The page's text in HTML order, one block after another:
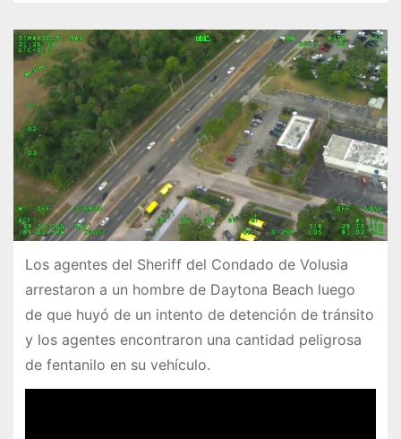
Los agentes del Sheriff del Condado de Volusia
arrestaron a un hombre de Daytona Beach luego
de que huyó de un intento de detención de tránsito
y los agentes encontraron una cantidad peligrosa
de fentanilo en su vehículo.